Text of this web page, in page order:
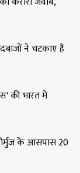
ने चटकाए हैं
की भारत में
के आसपास 20